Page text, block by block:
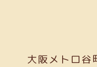
大阪メトロ谷